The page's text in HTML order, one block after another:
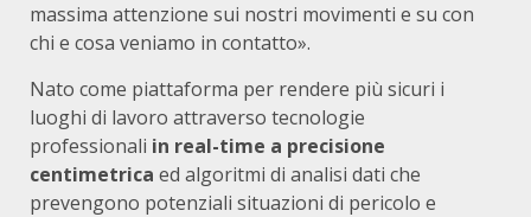
massima attenzione sui nostri movimenti e su con
chi e cosa veniamo in contatto».
Nato come piattaforma per rendere più sicuri i
luoghi di lavoro attraverso tecnologie
professionali in real-time a precisione
centimetrica ed algoritmi di analisi dati che
prevengono potenziali situazioni di pericolo e